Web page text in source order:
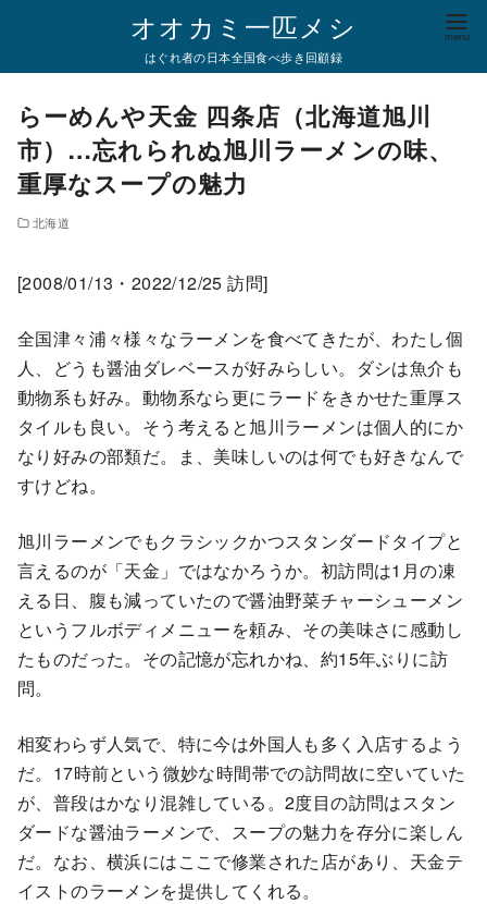
テ
オオカミ一匹メシ
はぐれ者の日本全国食べ歩き回顧録
らーめんや天金 四条店（北海道旭川
市）…忘れられぬ旭川ラーメンの味、
重厚なスープの魅力
北海道
[2008/01/13・2022/12/25 訪問]
全国津々浦々様々なラーメンを食べてきたが、わたし個
人、どうも醤油ダレベースが好みらしい。ダシは魚介も
動物系も好み。動物系なら更にラードをきかせた重厚ス
タイルも良い。そう考えると旭川ラーメンは個人的にか
なり好みの部類だ。ま、美味しいのは何でも好きなんで
すけどね。
旭川ラーメンでもクラシックかつスタンダードタイプと
言えるのが「天金」ではなかろうか。初訪問は1月の凍
える日、腹も減っていたので醤油野菜チャーシューメン
というフルボディメニューを頼み、その美味さに感動し
たものだった。その記憶が忘れかね、約15年ぶりに訪
問。
相変わらず人気で、特に今は外国人も多く入店するよう
だ。17時前という微妙な時間帯での訪問故に空いていた
が、普段はかなり混雑している。2度目の訪問はスタン
ダードな醤油ラーメンで、スープの魅力を存分に楽しん
だ。なお、横浜にはここで修業された店があり、天金テ
イストのラーメンを提供してくれる。